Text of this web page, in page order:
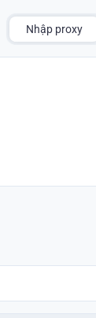
Nhập proxy